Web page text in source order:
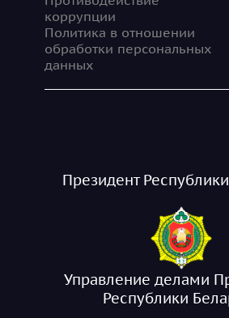
коррупции
Политика в отношении
обработки персональных
данных
Президент
Управление делами
Республики